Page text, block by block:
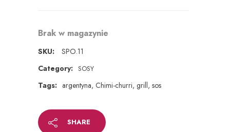
Brak w magazynie
SKU:
SPO.11
Category: SOSY
Tags: argentyna, Chimi-churri, grill, sos
SHARE